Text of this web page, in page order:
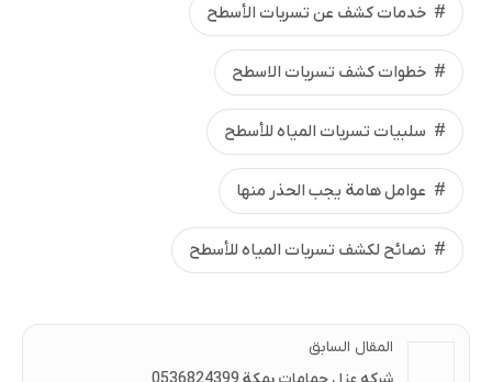
خدمات كشف عن تسربات الأسطح
خطوات كشف تسربات الاسطح
سلبيات تسربات المياه للأسطح
عوامل هامة يجب الحذر منها
نصائح لكشف تسربات المياه للأسطح
المقال السابق